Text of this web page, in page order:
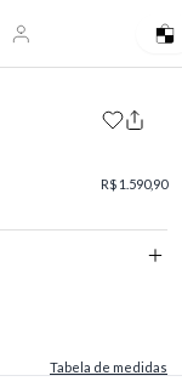
R$ 1.590,90
Tabela de medidas